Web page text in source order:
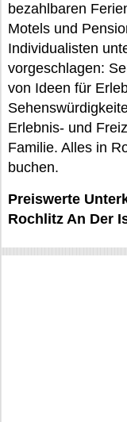
bezahlbaren
Motels und
Individualisten
vorgeschlagen:
von Ideen für
Erlebnis- und
Familie. Alles in
buchen.
Preiswerte
Rochlitz An Der